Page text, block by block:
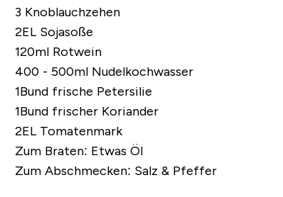
3 Knoblauchzehen
2EL Sojasoße
120ml Rotwein
400 - 500ml Nudelkochwasser
1Bund frische Petersilie
1Bund frischer Koriander
2EL Tomatenmark
Zum Braten: Etwas Öl
Zum Abschmecken: Salz & Pfeffer